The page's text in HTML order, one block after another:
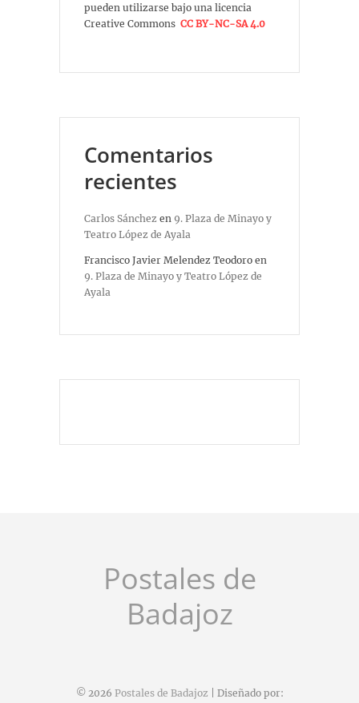
pueden utilizarse bajo una licencia
Creative Commons CC BY-NC-SA 4.0
Comentarios
recientes
Carlos Sánchez en 9. Plaza de Minayo y
Teatro López de Ayala
Francisco Javier Melendez Teodoro en
9. Plaza de Minayo y Teatro López de
Ayala
Postales de
Badajoz
© 2026 Postales de Badajoz | Diseñado por: